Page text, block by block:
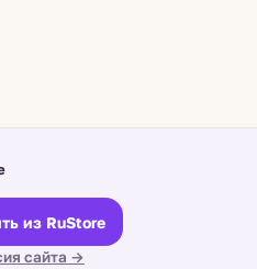
из RuStore
сайта →